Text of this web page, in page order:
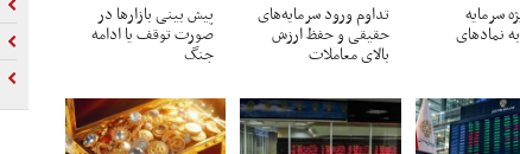
سرمایه
نمادهای
تداوم ورود سرمایه‌های
حقیقی و حفظ ارزش
بالای معاملات
پیش بینی بازارها در
صورت توقف یا ادامه
جنگ